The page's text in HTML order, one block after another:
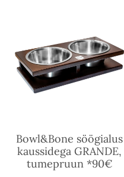
Bowl&Bone söögialus
kaussidega GRANDE,
tumepruun *90€